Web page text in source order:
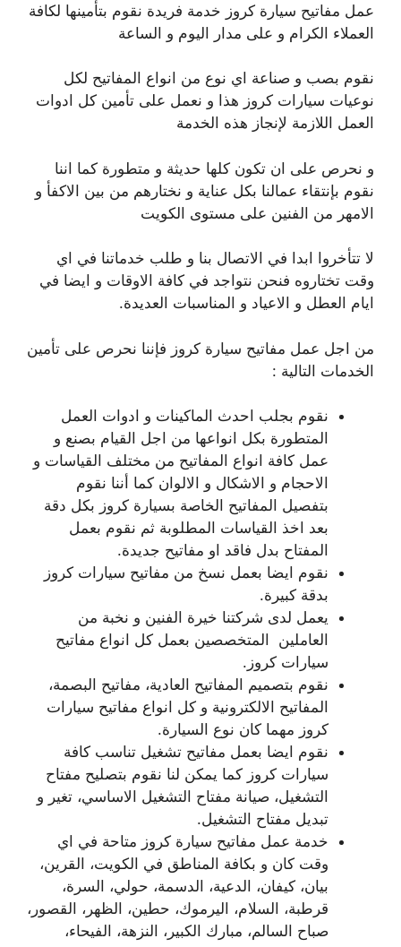
عمل مفاتيح سيارة كروز خدمة فريدة نقوم بتأمينها لكافة
العملاء الكرام و على مدار اليوم و الساعة
نقوم بصب و صناعة اي نوع من انواع المفاتيح لكل
نوعيات سيارات كروز هذا و نعمل على تأمين كل ادوات
العمل اللازمة لإنجاز هذه الخدمة
و نحرص على ان تكون كلها حديثة و متطورة كما اننا
نقوم بإنتقاء عمالنا بكل عناية و نختارهم من بين الاكفأ و
الامهر من الفنين على مستوى الكويت
لا تتأخروا ابدا في الاتصال بنا و طلب خدماتنا في اي
وقت تختاروه فنحن نتواجد في كافة الاوقات و ايضا في
ايام العطل و الاعياد و المناسبات العديدة.
من اجل عمل مفاتيح سيارة كروز فإننا نحرص على تأمين
الخدمات التالية :
نقوم بجلب احدث الماكينات و ادوات العمل
المتطورة بكل انواعها من اجل القيام بصنع و
عمل كافة انواع المفاتيح من مختلف القياسات و
الاحجام و الاشكال و الالوان كما أننا نقوم
بتفصيل المفاتيح الخاصة بسيارة كروز بكل دقة
بعد اخذ القياسات المطلوبة ثم نقوم بعمل
المفتاح بدل فاقد او مفاتيح جديدة.
نقوم ايضا بعمل نسخ من مفاتيح سيارات كروز
بدقة كبيرة.
يعمل لدى شركتنا خيرة الفنين و نخبة من
العاملين المتخصصين بعمل كل انواع مفاتيح
سيارات كروز.
نقوم بتصميم المفاتيح العادية، مفاتيح البصمة،
المفاتيح الالكترونية و كل انواع مفاتيح سيارات
كروز مهما كان نوع السيارة.
نقوم ايضا بعمل مفاتيح تشغيل تناسب كافة
سيارات كروز كما يمكن لنا نقوم بتصليح مفتاح
التشغيل، صيانة مفتاح التشغيل الاساسي، تغير و
تبديل مفتاح التشغيل.
خدمة عمل مفاتيح سيارة كروز متاحة في اي
وقت كان و بكافة المناطق في الكويت، القرين،
بيان، كيفان، الدعية، الدسمة، حولي، السرة،
قرطبة، السلام، اليرموك، حطين، الظهر، القصور،
صباح السالم، مبارك الكبير، النزهة، الفيحاء،